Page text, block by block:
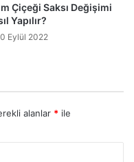
Çiçeği Saksı Değişimi
Yapılır?
Eylül 2022
alanlar * ile